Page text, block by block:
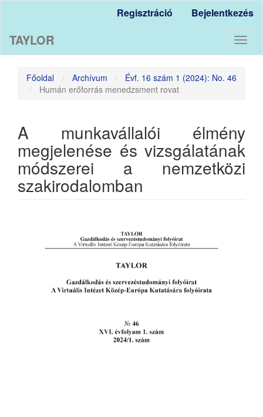
Content
Sidebar
Regisztráció Bejelentkezés
TAYLOR
Főoldal Archívum
Évf. 16 szám 1 (2024): No. 46
Humán erőforrás menedzsment rovat
A munkavállalói élmény
megjelenése és vizsgálatának
módszerei a nemzetközi
szakirodalomban